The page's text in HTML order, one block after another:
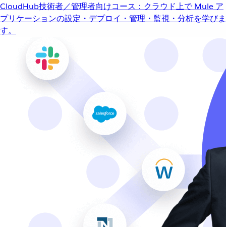
CloudHub技術者／管理者向けコース：クラウド上で Mule ア
プリケーションの設定・デプロイ・管理・監視・分析を学びま
す。